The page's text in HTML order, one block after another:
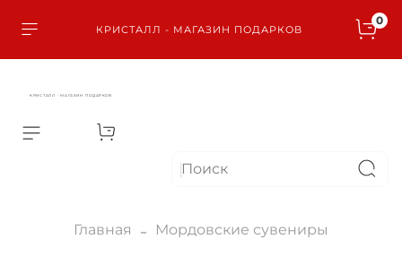
КРИСТАЛЛ - МАГАЗИН ПОДАРКОВ
0
КРИСТАЛЛ - МАГАЗИН ПОДАРКОВ
Главная Мордовские сувениры